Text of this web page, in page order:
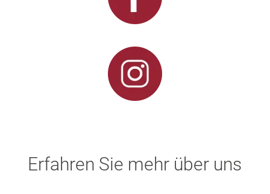
Erfahren Sie mehr über uns